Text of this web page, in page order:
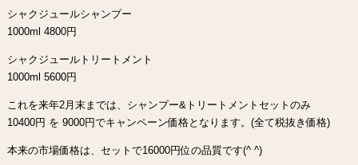
シャクジュールシャンプー
1000ml 4800円
シャクジュールトリートメント
1000ml 5600円
これを来年2月末までは、シャンプー&トリートメントセットのみ
10400円 を 9000円でキャンペーン価格となります。(全て税抜き価格)
本来の市場価格は、セットで16000円位の品質です(^ ^)